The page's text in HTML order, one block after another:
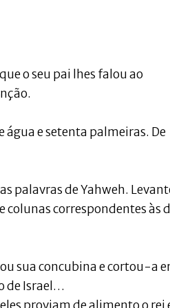
o seu pai lhes falou ao
água e setenta palmeiras. De
palavras de Yahweh.
colunas correspondentes às
sua concubina e cortou-a
de Israel…